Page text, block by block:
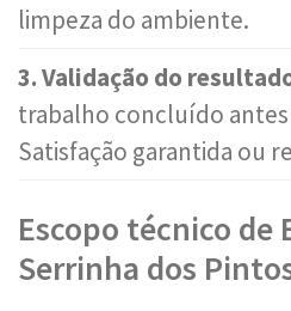
limpeza do ambiente.
3. Validação do
trabalho concluído antes
Satisfação garantida ou
Escopo técnico de
Serrinha dos